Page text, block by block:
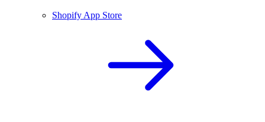
Shopify App Store